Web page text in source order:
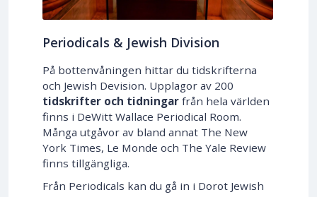
Periodicals & Jewish Division
På bottenvåningen hittar du tidskrifterna
och Jewish Devision. Upplagor av 200
tidskrifter och tidningar från hela världen
finns i DeWitt Wallace Periodical Room.
Många utgåvor av bland annat The New
York Times, Le Monde och The Yale Review
finns tillgängliga.
Från Periodicals kan du gå in i Dorot Jewish